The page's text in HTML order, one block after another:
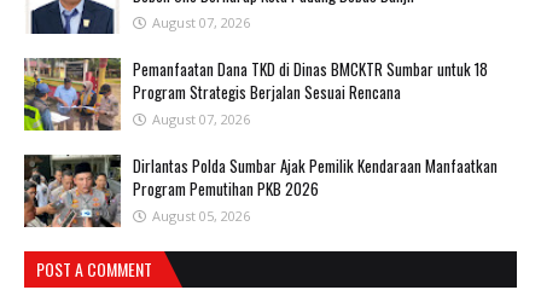
August 07, 2026
Pemanfaatan Dana TKD di Dinas BMCKTR Sumbar untuk 18
Program Strategis Berjalan Sesuai Rencana
August 07, 2026
Dirlantas Polda Sumbar Ajak Pemilik Kendaraan Manfaatkan
Program Pemutihan PKB 2026
August 05, 2026
POST A COMMENT